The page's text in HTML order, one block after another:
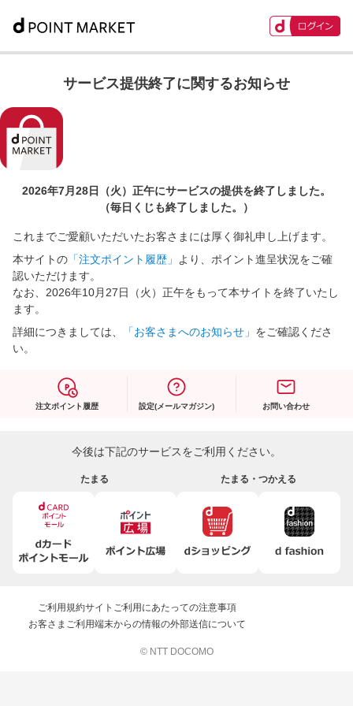
サービス提供終了に関するお知らせ
2026年7月28日（火）正午にサービスの提供を終了しました。
（毎日くじも終了しました。）
これまでご愛顧いただいたお客さまには厚く御礼申し上げます。
本サイトの 「注文ポイント履歴」
より、ポイント進呈状況をご確
認いただけます。
なお、2026年10月27日（火）正午をもって本サイトを終了いたし
ます。
詳細につきましては、
「お客さまへのお知らせ」 をご確認くださ
い。
注文ポイント履歴 設定(メールマガジン) お問い合わせ
今後は下記のサービスをご利用ください。
たまる たまる・つかえる
ご利用規約サイトご利用にあたっての注意事項
お客さまご利用端末からの情報の外部送信について
© NTT DOCOMO